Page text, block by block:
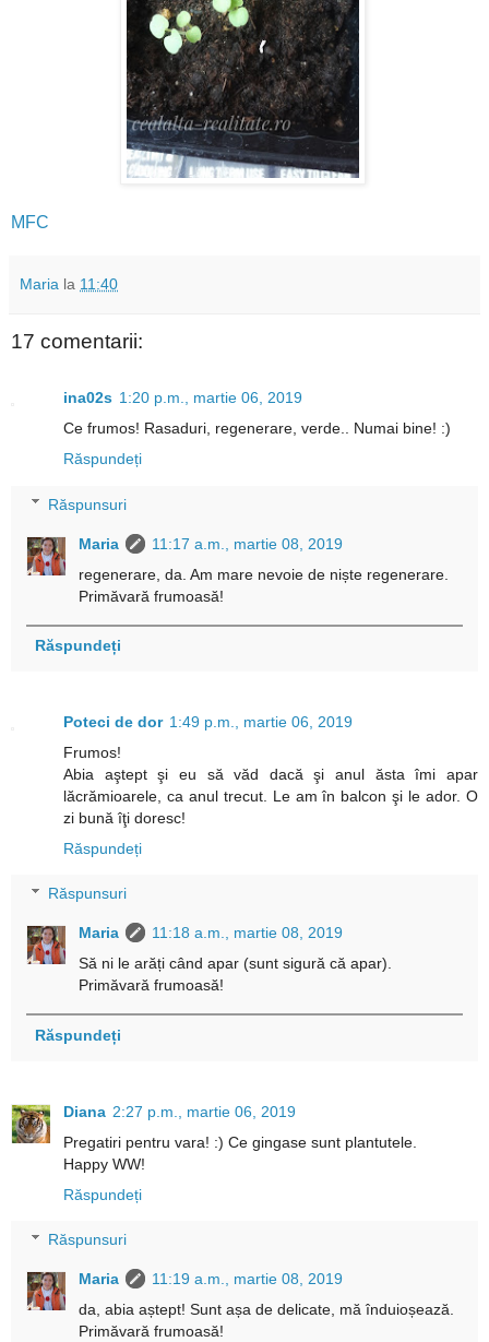
MFC
Maria la 11:40
17 comentarii:
ina02s 1:20 p.m., martie 06, 2019
Ce frumos! Rasaduri, regenerare, verde.. Numai bine! :)
Răspundeți
Răspunsuri
Maria
11:17 a.m., martie 08, 2019
regenerare, da. Am mare nevoie de niște regenerare.
Primăvară frumoasă!
Răspundeți
Poteci de dor 1:49 p.m., martie 06, 2019
Frumos!
Abia aştept şi eu să văd dacă şi anul ăsta îmi apar
lăcrămioarele, ca anul trecut. Le am în balcon şi le ador. O
zi bună îţi doresc!
Răspundeți
Răspunsuri
Maria
11:18 a.m., martie 08, 2019
Să ni le arăți când apar (sunt sigură că apar).
Primăvară frumoasă!
Răspundeți
Diana 2:27 p.m., martie 06, 2019
Pregatiri pentru vara! :) Ce gingase sunt plantutele.
Happy WW!
Răspundeți
Răspunsuri
Maria
11:19 a.m., martie 08, 2019
da, abia aștept! Sunt așa de delicate, mă înduioșează.
Primăvară frumoasă!